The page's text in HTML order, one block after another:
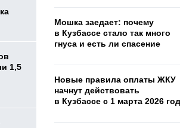
1,5
Мошка заедает: почему
в Кузбассе стало так много
гнуса и есть ли спасение
Новые правила оплаты ЖКУ
начнут действовать
в Кузбассе с 1 марта 2026